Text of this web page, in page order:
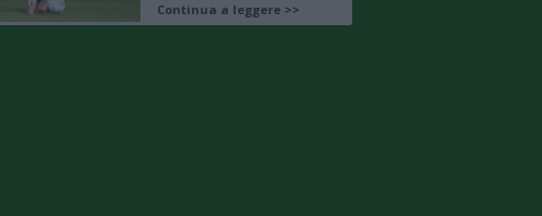
Continua a leggere >>